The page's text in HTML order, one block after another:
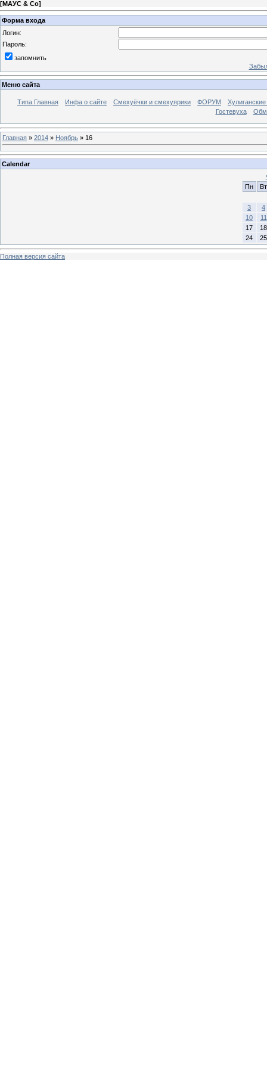
[МАУС & Со]
Форма входа
Логин:
Пароль:
запомнить
Меню сайта
Типа Главная Инфа о сайте Смехуёчки и смехуярики ФОРУМ
Гостевуха
Главная » 2014 » Ноябрь » 16
Calendar
Пн
Вт
3
4
10
11
17
18
24
25
Полная версия сайта